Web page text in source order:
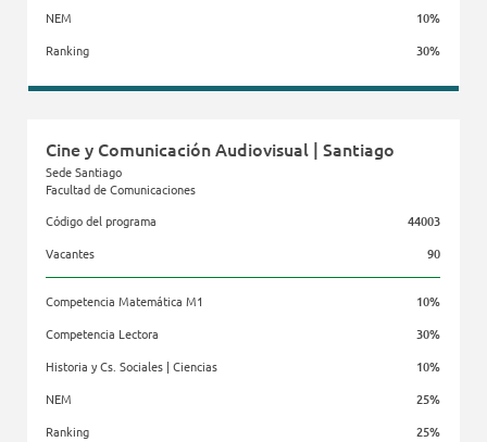
NEM 10%
Ranking 30%
Facultad de Gobierno
Cine y Comunicación Audiovisual | Santiago
Sede Santiago
Facultad de Comunicaciones
Código del programa
44003
Vacantes 90
Competencia Matemática M1 10%
Competencia Lectora 30%
Historia y Cs. Sociales | Ciencias 10%
NEM 25%
Ranking 25%